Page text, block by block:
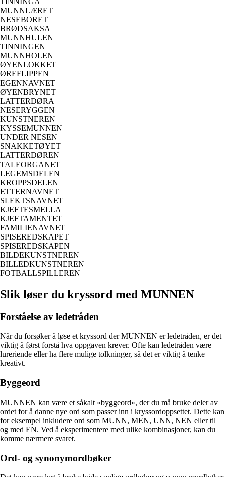
MUNNLÆRET
NESEBORET
BRØDSAKSA
MUNNHULEN
TINNINGEN
MUNNHOLEN
ØYENLOKKET
ØREFLIPPEN
EGENNAVNET
ØYENBRYNET
LATTERDØRA
NESERYGGEN
KUNSTNEREN
KYSSEMUNNEN
UNDER NESEN
SNAKKETØYET
LATTERDØREN
TALEORGANET
LEGEMSDELEN
KROPPSDELEN
ETTERNAVNET
SLEKTSNAVNET
KJEFTESMELLA
KJEFTAMENTET
FAMILIENAVNET
SPISEREDSKAPET
SPISEREDSKAPEN
BILDEKUNSTNEREN
BILLEDKUNSTNEREN
FOTBALLSPILLEREN
Slik løser du kryssord med MUNNEN
Forståelse av ledetråden
Når du forsøker å løse et kryssord der MUNNEN er ledetråden, er det
viktig å først forstå hva oppgaven krever. Ofte kan ledetråden være
lureriende eller ha flere mulige tolkninger, så det er viktig å tenke
kreativt.
Byggeord
MUNNEN kan være et såkalt «byggeord», der du må bruke deler av
ordet for å danne nye ord som passer inn i kryssordoppsettet. Dette kan
for eksempel inkludere ord som MUNN, MEN, UNN, NEN eller til
og med EN. Ved å eksperimentere med ulike kombinasjoner, kan du
komme nærmere svaret.
Ord- og synonymordbøker